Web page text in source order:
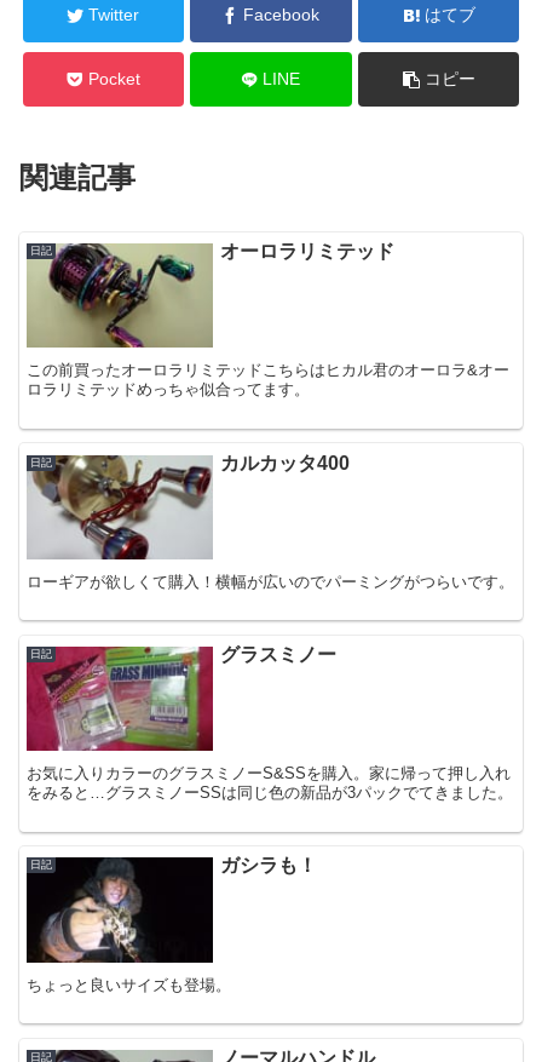
Twitter Facebook はてブ
Pocket LINE コピー
関連記事
日記 オーロラリミテッド
この前買ったオーロラリミテッドこちらはヒカル君のオーロラ&オー
ロラリミテッドめっちゃ似合ってます。
日記 カルカッタ400
ローギアが欲しくて購入！横幅が広いのでパーミングがつらいです。
日記 グラスミノー
お気に入りカラーのグラスミノーS&SSを購入。家に帰って押し入れ
をみると…グラスミノーSSは同じ色の新品が3パックでてきました。
日記 ガシラも！
ちょっと良いサイズも登場。
日記 ノーマルハンドル